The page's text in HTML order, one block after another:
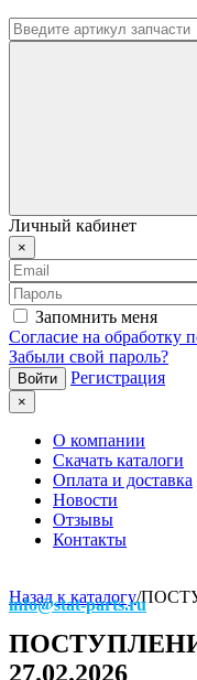
Личный кабинет
×
Запомнить меня
Согласие на обработку
Забыли свой пароль?
Регистрация
×
О компании
Скачать каталоги
Оплата и доставка
Новости
Отзывы
Контакты
info@stat-parts.ru
Назад к каталогу/
27.02.2026